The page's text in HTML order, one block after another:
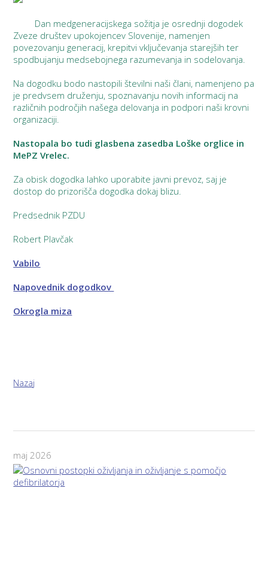
Dan medgeneracijskega sožitja je osrednji dogodek
Zveze društev upokojencev Slovenije, namenjen
povezovanju generacij, krepitvi vključevanja starejših ter
spodbujanju medsebojnega razumevanja in sodelovanja.
Na dogodku bodo nastopili številni naši člani, namenjeno pa
je predvsem druženju, spoznavanju novih informacij na
različnih področjih našega delovanja in podpori naši krovni
organizaciji.
Nastopala bo tudi glasbena zasedba Loške orglice in
MePZ Vrelec.
Za obisk dogodka lahko uporabite javni prevoz, saj je
dostop do prizorišča dogodka dokaj blizu.
Predsednik PZDU
Robert Plavčak
Vabilo
Napovednik dogodkov
Okrogla miza
Nazaj
maj 2026